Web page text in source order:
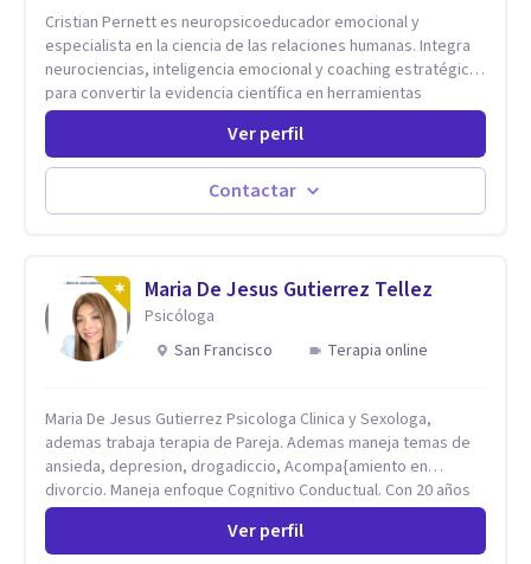
Cristian Pernett es neuropsicoeducador emocional y
especialista en la ciencia de las relaciones humanas. Integra
neurociencias, inteligencia emocional y coaching estratégico
para convertir la evidencia científica en herramientas
prácticas que mejoran la forma en que las personas viven,
aman, lideran y se comunican. Con más de 20 años de
experiencia, acompaña a personas, parejas y líderes en
procesos de desarrollo personal y profesional. Su trabajo se
centra en la regulación emocional, las relaciones de pareja, la
neurociencias y estrategias de cambio basadas en evidencia
para fortalecer la autoestima, desarrollar habilidades
socioemocionales y promover cambios sostenibles. Como
divulgador científico, acerca la psicología y las neurociencias
Ver perfil
Contactar
Maria De Jesus Gutierrez Tellez
Psicóloga
San Francisco
Terapia online
Maria De Jesus Gutierrez Psicologa Clinica y Sexologa,
ademas trabaja terapia de Pareja. Ademas maneja temas de
ansieda, depresion, drogadiccio, Acompa{amiento en
divorcio. Maneja enfoque Cognitivo Conductual. Con 20 años
de experiencia, constantemente capacitandose en las
diferntes areas de la Salud Mental.
Ver perfil